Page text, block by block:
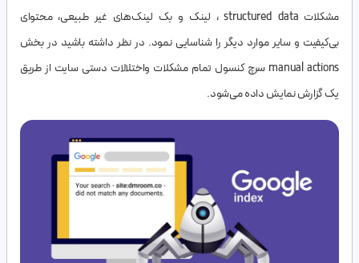
مشکلات structured data ، لینک و بک لینک‌های غیر طبیعی، محتوای
بی‌کیفیت و سایر موارد دیگر را شناسایی نمود. در نظر داشته باشید در بخش
manual actions سرچ کنسول تمام مشکلات واختلالات دستی سایت از طریق
یک گزارش نمایش داده می‌شود.